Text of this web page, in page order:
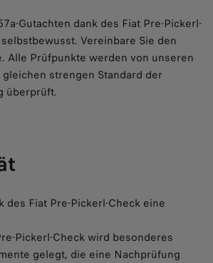
Gutachten dank des Fiat Pre-Pickerl-
Vereinbare Sie den
Alle Prüfpunkte werden von unseren
strengen Standard der
überprüft.
des Fiat Pre-Pickerl-Check eine
Pickerl-Check wird besonderes
gelegt, die eine Nachprüfung